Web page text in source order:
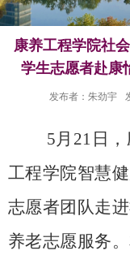
康养工程学院社
学生志愿者赴康
发布者：朱劲宇
5月21日
工程学院智慧
志愿者团队走
养老志愿服务